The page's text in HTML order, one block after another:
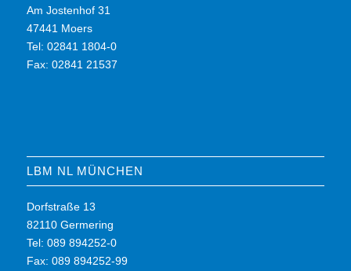
Am Jostenhof 31
47441 Moers
Tel: 02841 1804-0
Fax: 02841 21537
LBM NL MÜNCHEN
Dorfstraße 13
82110 Germering
Tel: 089 894252-0
Fax: 089 894252-99